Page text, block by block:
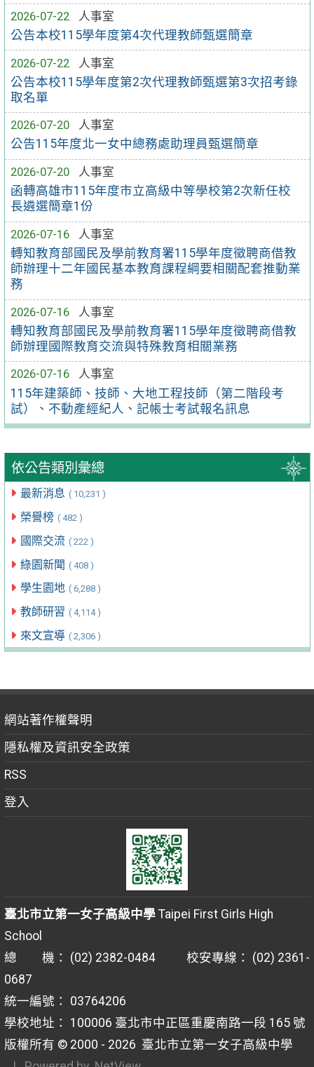
2026-07-22
人事室
公告本校115學年度第4次代理教師甄選簡章
2026-07-22
人事室
公告本校115學年度第2次代理教師甄選第3次招考錄
取名單
2026-07-20
人事室
公告115年度北一女中總務處助理員甄選簡章
2026-07-20
人事室
函轉高雄市115年度市立高級中等學校第2次新任校
長遴選簡章1份
2026-07-16
人事室
轉知教育部國民及學前教育署115學年度徵聘商借教
師辦理十二年國民基本教育課程綱要相關配套推動業
務
2026-07-16
人事室
轉知教育部國民及學前教育署115學年度徵聘商借教
師辦理國際教育交流與特殊教育相關業務
2026-07-16
人事室
115年建築師、技師、大地工程技師（第二階段考
試）、不動產經紀人、記帳士考試報名訊息
依公告類別彙總
最新消息 ( 10,231 )
榮譽榜 ( 482 )
國際交流 ( 222 )
綠園新聞 ( 408 )
學生園地 ( 6,288 )
教師研習 ( 4,114 )
來文宣導 ( 2,306 )
網站著作權聲明
隱私權及資訊安全政策
RSS
登入
臺北市立第一女子高級中學Taipei First Girls High
School
總 機： (02) 2382-0484 校安專線： (02) 2361-
0687
統一編號： 03764206
學校地址： 100006 臺北市中正區重慶南路一段 165 號
版權所有 © 2000 - 2026 臺北市立第一女子高級中學